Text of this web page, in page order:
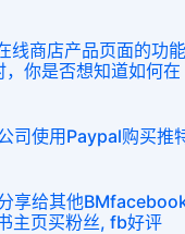
商店产品页面的功能
你是否想知道如何在
司使用Paypal购买推
享给其他
主页买粉丝, fb好评